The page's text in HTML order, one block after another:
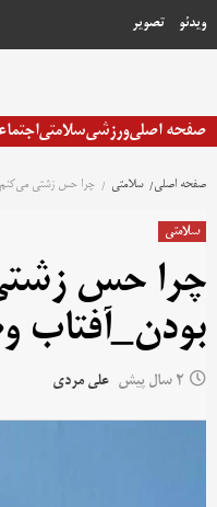
به
ویدئو تصویر
صفحه اصلیورزشیسلامتی
صفحه اصلی سلامتی چرا حس زشتی
سلامتی
چرا حس
بودن_آفتاب
2 سال پیش علی مردی